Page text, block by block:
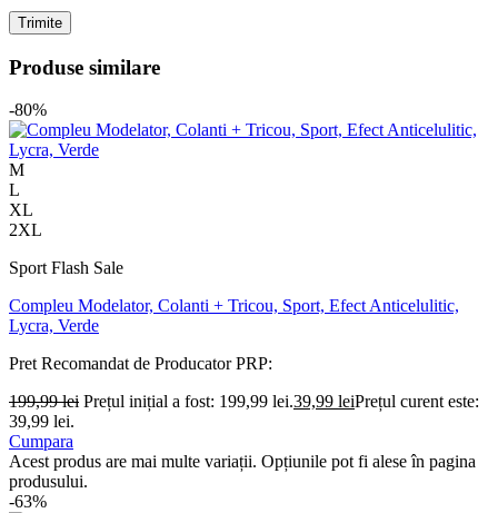
Produse similare
-80%
M
L
XL
2XL
Sport Flash Sale
Compleu Modelator, Colanti + Tricou, Sport, Efect Anticelulitic,
Lycra, Verde
Pret Recomandat de ProducatorPRP:
199,99lei Prețul inițial a fost: 199,99 lei.39,99 leiPrețul curent este:
39,99 lei.
Cumpara
Acest produs are mai multe variații. Opțiunile pot fi alese în pagina
produsului.
-63%